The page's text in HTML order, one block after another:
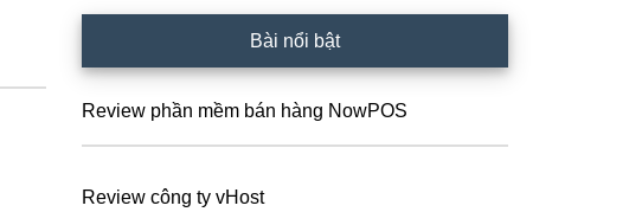
chính
Bài nổi bật
Review phần mềm bán hàng NowPOS
Review công ty vHost